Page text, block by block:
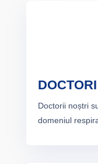
Doctorii noștri
domeniul